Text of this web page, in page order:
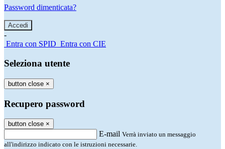
Password dimenticata?
-
Entra con SPID Entra con CIE
Seleziona utente
button close ×
Recupero password
button close ×
E-mail Verrà inviato un messaggio
all'indirizzo indicato con le istruzioni necessarie.